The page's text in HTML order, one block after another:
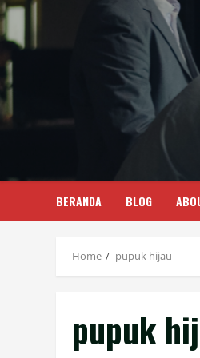
Skip
content
BERANDA BLOG
Home pupuk hijau
pupuk